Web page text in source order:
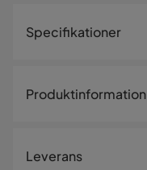
Specifikationer
Storlek
Produktinformation
Leverans